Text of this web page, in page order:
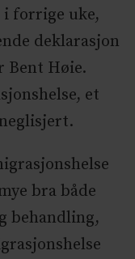
forrige uke,
deklarasjon
Bent Høie.
et
bra både
behandling,